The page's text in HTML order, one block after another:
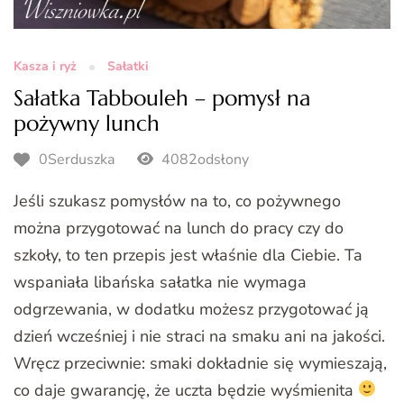
Kasza i ryż Sałatki
Sałatka Tabbouleh – pomysł na
pożywny lunch
0Serduszka 4082odsłony
Jeśli szukasz pomysłów na to, co pożywnego
można przygotować na lunch do pracy czy do
szkoły, to ten przepis jest właśnie dla Ciebie. Ta
wspaniała libańska sałatka nie wymaga
odgrzewania, w dodatku możesz przygotować ją
dzień wcześniej i nie straci na smaku ani na jakości.
Wręcz przeciwnie: smaki dokładnie się wymieszają,
co daje gwarancję, że uczta będzie wyśmienita